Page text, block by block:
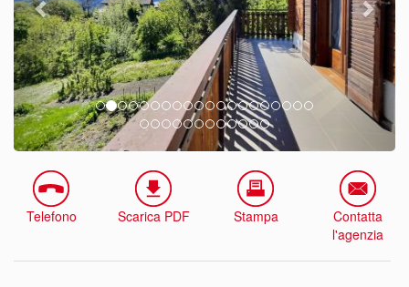
Telefono Scarica PDF Stampa
Contatta
l'agenzia